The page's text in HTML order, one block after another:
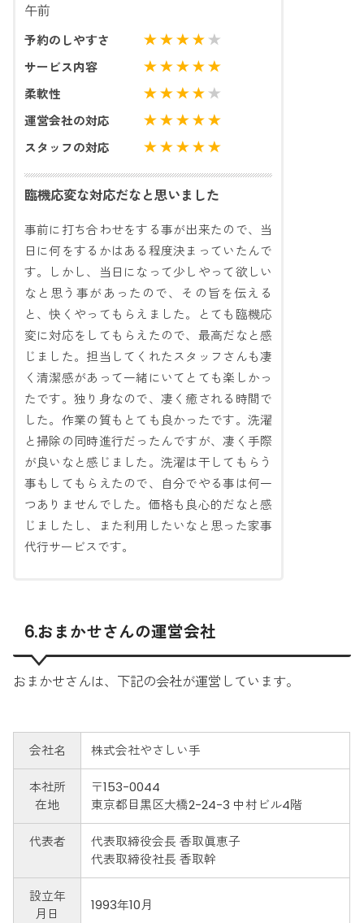
午前
予約のしやすさ
サービス内容
柔軟性
運営会社の対応
スタッフの対応
臨機応変な対応だなと思いました
事前に打ち合わせをする事が出来たので、当
日に何をするかはある程度決まっていたんで
す。しかし、当日になって少しやって欲しい
なと思う事があったので、その旨を伝える
と、快くやってもらえました。とても臨機応
変に対応をしてもらえたので、最高だなと感
じました。担当してくれたスタッフさんも凄
く清潔感があって一緒にいてとても楽しかっ
たです。独り身なので、凄く癒される時間で
した。作業の質もとても良かったです。洗濯
と掃除の同時進行だったんですが、凄く手際
が良いなと感じました。洗濯は干してもらう
事もしてもらえたので、自分でやる事は何一
つありませんでした。価格も良心的だなと感
じましたし、また利用したいなと思った家事
代行サービスです。
6.おまかせさんの運営会社
おまかせさんは、下記の会社が運営しています。
会社名 株式会社やさしい手
本社所
在地
〒153-0044
東京都目黒区大橋2-24-3 中村ビル4階
代表者
代表取締役会長 香取眞恵子
代表取締役社長 香取幹
設立年
月日
1993年10月